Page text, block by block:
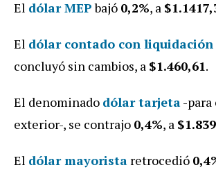
El dólar MEPbajó 0,2%, a
El dólar contado con liquidación
concluyó sin cambios, a $1.460,61.
El denominado dólar tarjeta-para
exterior-, se contrajo 0,4%, a
El dólar mayorista retrocedió